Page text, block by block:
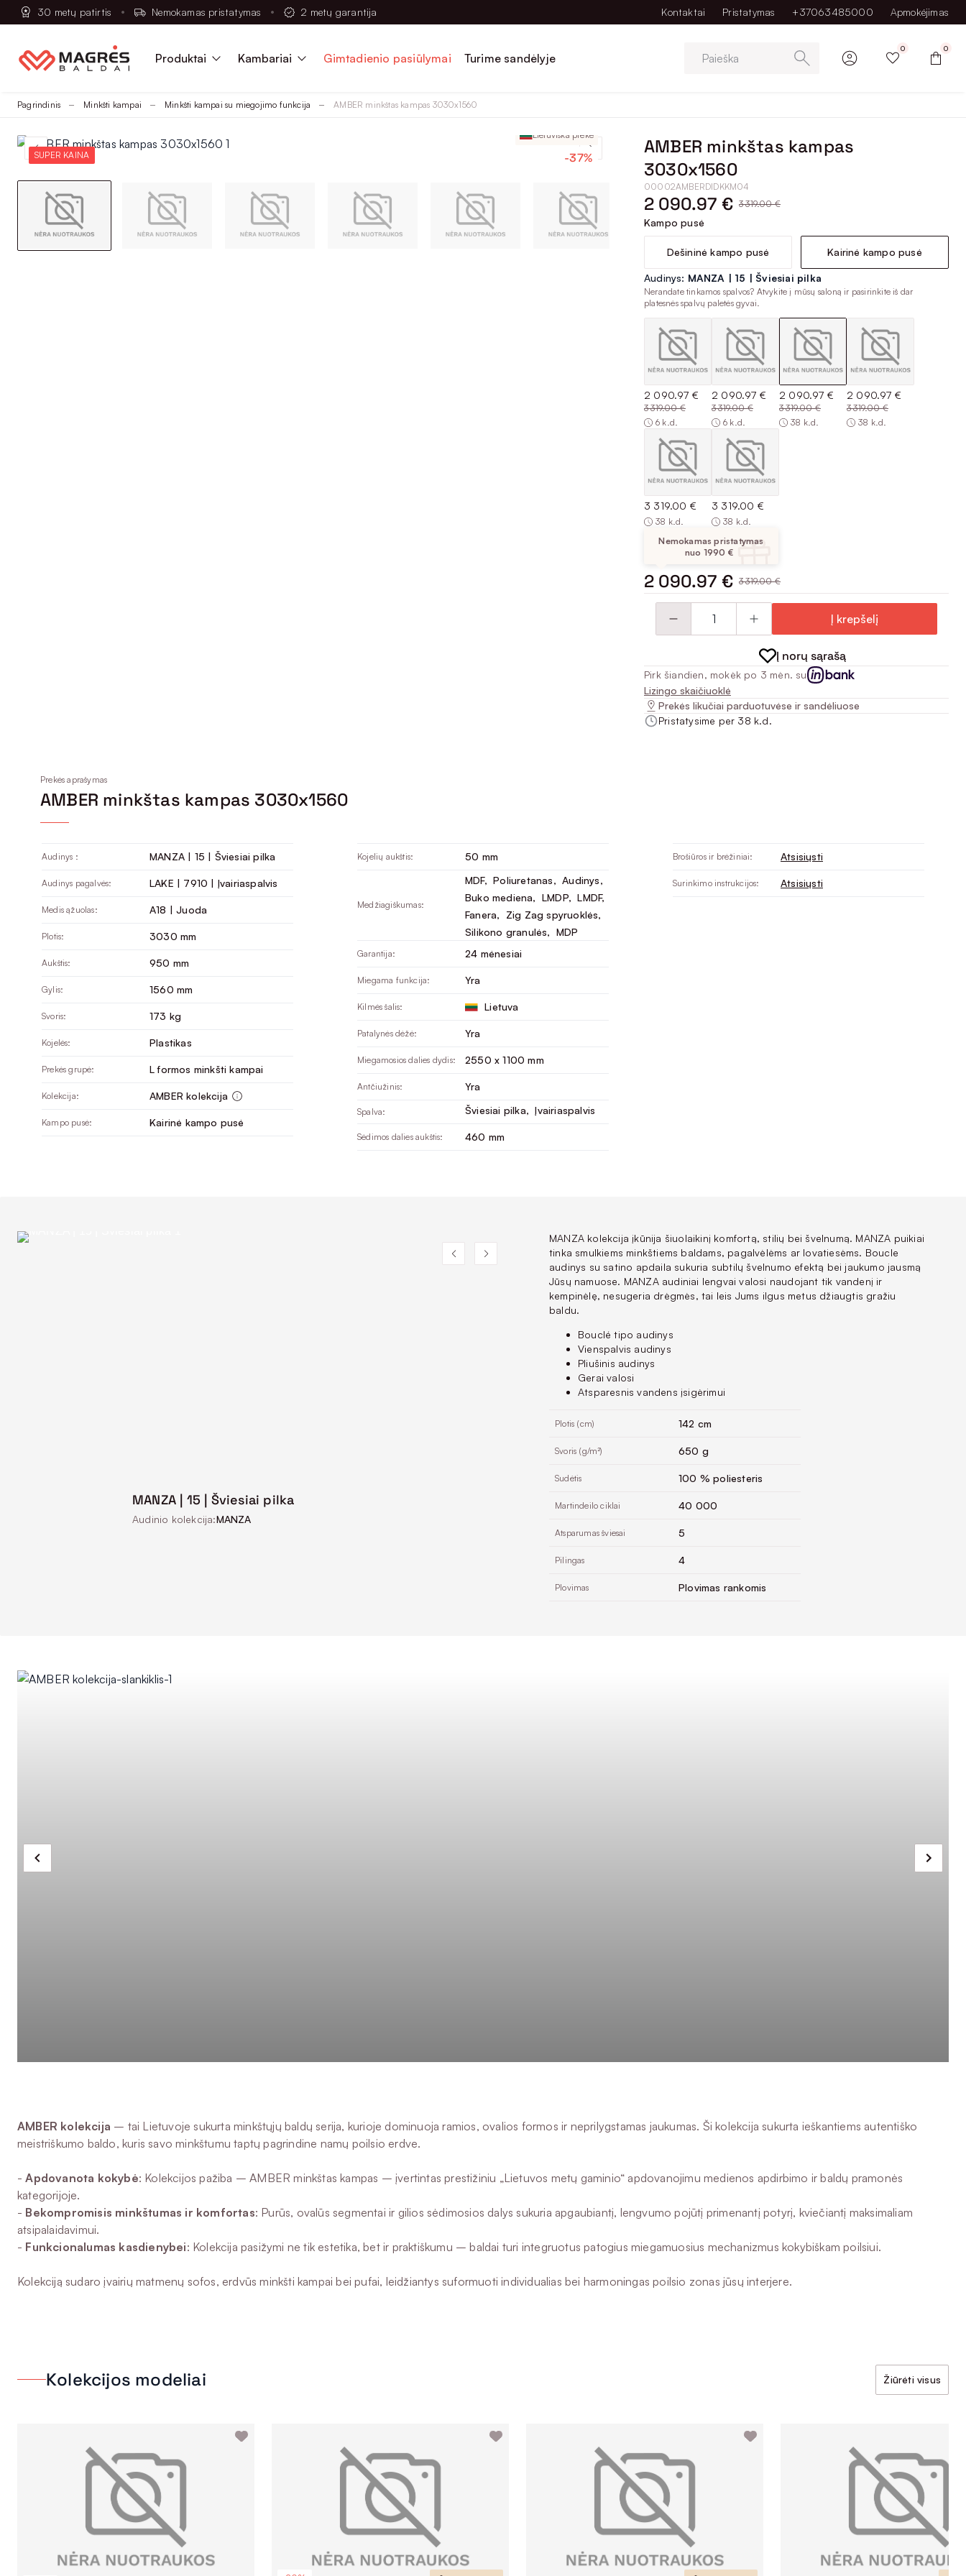
30 metų patirtis Nemokamas pristatymas 2 metų garantija Kontaktai Pristatymas +37063485000 Apmokėjimas
Produktai Kambariai Gimtadienio pasiūlymai Turime sandėlyje Paieška
0 0
Pagrindinis Minkšti kampai Minkšti kampai su miegojimo funkcija AMBER minkštas kampas 3030x1560
SUPER KAINA -37%
Lietuviška prekė
AMBER minkštas kampas
3030x1560
00002AMBERDIDKKM04
2 090.97 € 3 319.00 €
Kampo pusė
Dešininė kampo pusė Kairinė kampo pusė
Audinys: MANZA | 15 | Šviesiai pilka
Nerandate tinkamos spalvos? Atvykite į mūsų saloną ir pasirinkite iš dar
platesnės spalvų paletės gyvai.
2 090.97 €
3 319.00 €
6 k.d.
2 090.97 €
3 319.00 €
6 k.d.
2 090.97 €
3 319.00 €
38 k.d.
2 090.97 €
3 319.00 €
38 k.d.
3 319.00 €
38 k.d.
3 319.00 €
38 k.d.
Nemokamas pristatymas
nuo 1990 €
2 090.97 € 3 319.00 €
Į krepšelį
Į norų sąrašą
Pirk šiandien, mokėk po 3 mėn. su
Lizingo skaičiuoklė
Prekės likučiai parduotuvėse ir sandėliuose
Pristatysime per 38 k.d.
Prekės aprašymas
AMBER minkštas kampas 3030x1560
Audinys : MANZA | 15 | Šviesiai pilka
Audinys pagalvės: LAKE | 7910 | Įvairiaspalvis
Medis ąžuolas: A18 | Juoda
Plotis: 3030 mm
Aukštis: 950 mm
Gylis: 1560 mm
Svoris: 173 kg
Kojelės: Plastikas
Prekės grupė: L formos minkšti kampai
Kolekcija: AMBER kolekcija
Kampo pusė: Kairinė kampo pusė
Kojelių aukštis: 50 mm
Medžiagiškumas:
MDF, Poliuretanas, Audinys,
Buko mediena, LMDP, LMDF,
Fanera, Zig Zag spyruoklės,
Silikono granulės, MDP
Garantija: 24 mėnesiai
Miegama funkcija: Yra
Kilmės šalis: Lietuva
Patalynės dėžė: Yra
Miegamosios dalies dydis: 2550 x 1100 mm
Antčiužinis: Yra
Spalva: Šviesiai pilka, Įvairiaspalvis
Sėdimos dalies aukštis: 460 mm
Brošiūros ir brėžiniai: Atsisiųsti
Surinkimo instrukcijos: Atsisiųsti
MANZA | 15 | Šviesiai pilka
Audinio kolekcija:MANZA
MANZA kolekcija įkūnija šiuolaikinį komfortą, stilių bei švelnumą. MANZA puikiai
tinka smulkiems minkštiems baldams, pagalvėlėms ar lovatiesėms. Boucle
audinys su satino apdaila sukuria subtilų švelnumo efektą bei jaukumo jausmą
Jūsų namuose. MANZA audiniai lengvai valosi naudojant tik vandenį ir
kempinėlę, nesugeria drėgmės, tai leis Jums ilgus metus džiaugtis gražiu
baldu.
Bouclé tipo audinys
Vienspalvis audinys
Pliušinis audinys
Gerai valosi
Atsparesnis vandens įsigėrimui
Plotis (cm) 142 cm
Svoris (g/m²) 650 g
Sudėtis 100 % poliesteris
Martindeilo ciklai 40 000
Atsparumas šviesai 5
Pilingas 4
Plovimas Plovimas rankomis
AMBER kolekcija – tai Lietuvoje sukurta minkštųjų baldų serija, kurioje dominuoja ramios, ovalios formos ir neprilygstamas jaukumas. Ši kolekcija sukurta ieškantiems autentiško
meistriškumo baldo, kuris savo minkštumu taptų pagrindine namų poilsio erdve.
- Apdovanota kokybė: Kolekcijos pažiba – AMBER minkštas kampas – įvertintas prestižiniu „Lietuvos metų gaminio“ apdovanojimu medienos apdirbimo ir baldų pramonės
kategorijoje.
- Bekompromisis minkštumas ir komfortas: Purūs, ovalūs segmentai ir gilios sėdimosios dalys sukuria apgaubiantį, lengvumo pojūtį primenantį potyrį, kviečiantį maksimaliam
atsipalaidavimui.
- Funkcionalumas kasdienybei: Kolekcija pasižymi ne tik estetika, bet ir praktiškumu – baldai turi integruotus patogius miegamuosius mechanizmus kokybiškam poilsiui.
Kolekciją sudaro įvairių matmenų sofos, erdvūs minkšti kampai bei pufai, leidžiantys suformuoti individualias bei harmoningas poilsio zonas jūsų interjere.
Kolekcijos modeliai Žiūrėti visus